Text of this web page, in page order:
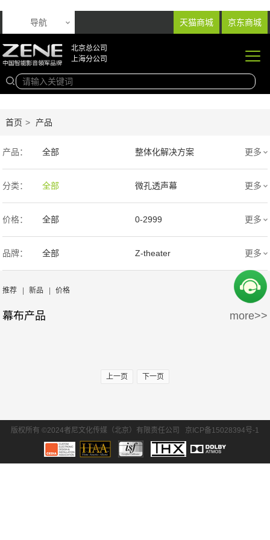
天猫商城 京东商城
导航
北京总公司
上海分公司
首页 > 产品
产品： 全部 整体化解决方案
音响产品 投影产品
专业扩声音箱 幕布产品
声学产品 智能产品
周边产品
更多
分类： 全部 微孔透声幕
编织透声幕 高清4K幕布
更多
价格： 全部 0-2999
3000-9999 1万-5万
5万-15万
30万-50万
更多
品牌： 全部 Z-theater
Screen Excellence
更多
推荐 | 新品 | 价格
幕布产品 more>>
上一页 下一页
版权所有 ©2024者尼文化传媒（北京）有限责任公司 京ICP备15028394号-1